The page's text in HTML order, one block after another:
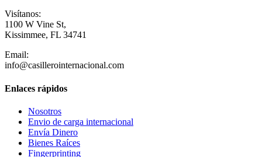
Visítanos:
1100 W Vine St,
Kissimmee, FL 34741
Email:
info@casillerointernacional.com
Enlaces rápidos
Nosotros
Envio de carga internacional
Envía Dinero
Bienes Raíces
Fingerprinting